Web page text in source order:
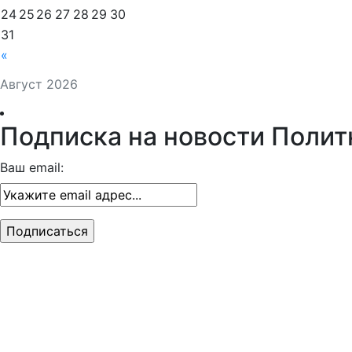
Август 2026
«
24 25 26 27 28 29 30
31
Подписка на новости
Ваш email: